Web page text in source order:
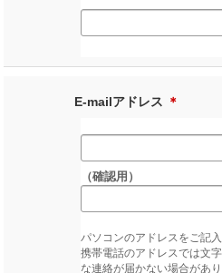
E-mailアドレス ＊
（確認用）
パソコンのアドレスをご記入
携帯電話のアドレスでは文
な連絡が届かない場合があり